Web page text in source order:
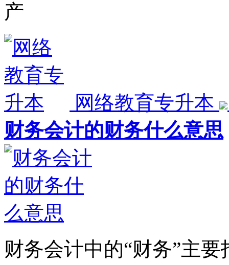
产
网络教育专升本
财务会计的财务什么意思
财务会计中的“财务”主